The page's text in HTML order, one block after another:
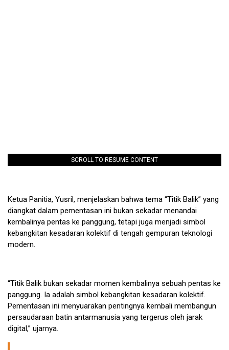
SCROLL TO RESUME CONTENT
Ketua Panitia, Yusril, menjelaskan bahwa tema “Titik Balik” yang
diangkat dalam pementasan ini bukan sekadar menandai
kembalinya pentas ke panggung, tetapi juga menjadi simbol
kebangkitan kesadaran kolektif di tengah gempuran teknologi
modern.
“Titik Balik bukan sekadar momen kembalinya sebuah pentas ke
panggung. Ia adalah simbol kebangkitan kesadaran kolektif.
Pementasan ini menyuarakan pentingnya kembali membangun
persaudaraan batin antarmanusia yang tergerus oleh jarak
digital,” ujarnya.